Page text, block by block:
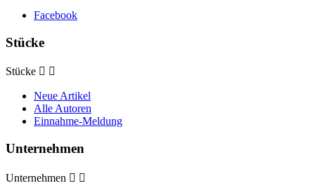
Facebook
Stücke
Stücke  
Neue Artikel
Alle Autoren
Einnahme-Meldung
Unternehmen
Unternehmen  